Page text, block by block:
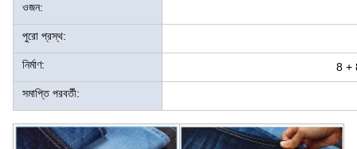
ওজন:
পুরো প্রস্থ:
নির্মাণ: 8 +
সমাপ্তি পরবর্তী: